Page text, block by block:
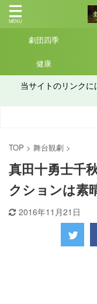
劇団四季
健康
当サイトのリンク
TOP > 舞台観劇 >
真田十勇士千
クションは素
2016年11月21日